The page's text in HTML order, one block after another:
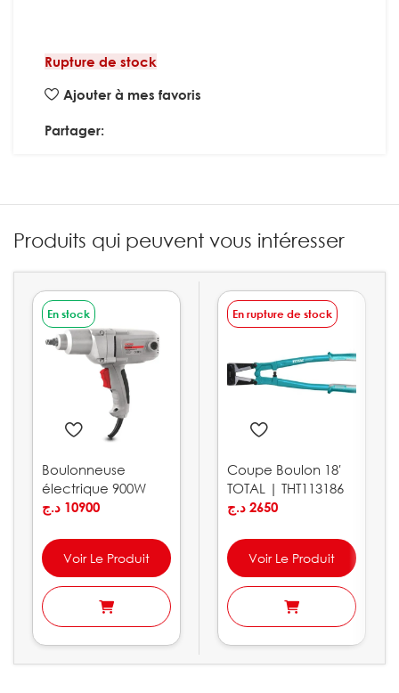
Rupture de stock
Ajouter à mes favoris
Partager:
Produits qui peuvent vous intéresser
En stock
Boulonneuse
électrique 900W
320Nm CROWN |
10900 د.ج
Voir Le Produit
En rupture de stock
Coupe Boulon 18′
TOTAL | THT113186
2650 د.ج
Voir Le Produit